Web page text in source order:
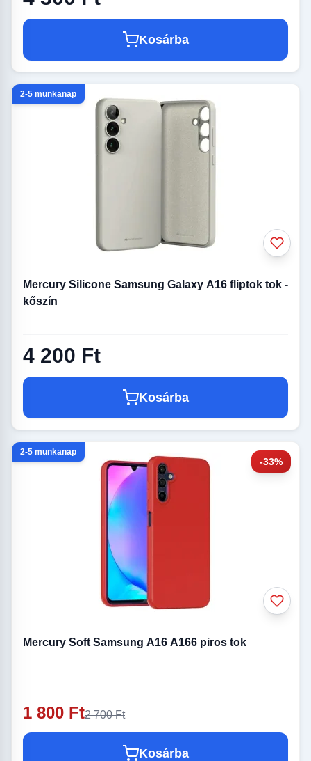
Kosárba
2-5 munkanap
Mercury Silicone Samsung Galaxy A16 fliptok tok -
kőszín
4 200 Ft
Kosárba
-33%
2-5 munkanap
Mercury Soft Samsung A16 A166 piros tok
1 800 Ft2 700 Ft
Kosárba